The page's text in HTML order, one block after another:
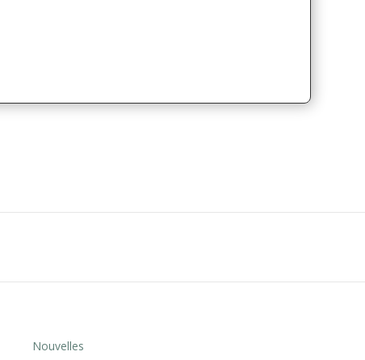
Nouvelles